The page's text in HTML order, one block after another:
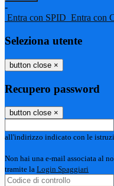
-
Entra con SPID Entra con
Seleziona utente
button close ×
Recupero password
button close ×
all'indirizzo indicato con le
Non hai una e-mail associata al
tramite la Login Spaggiari